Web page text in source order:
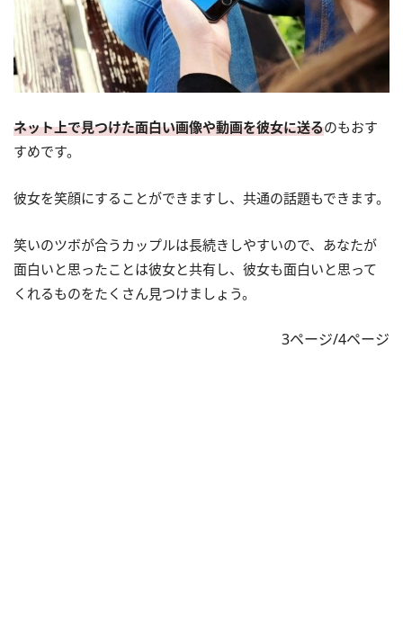
ネット上で見つけた面白い画像や動画を彼女に送るのもおす
すめです。
彼女を笑顔にすることができますし、共通の話題もできます。
笑いのツボが合うカップルは長続きしやすいので、あなたが
面白いと思ったことは彼女と共有し、彼女も面白いと思って
くれるものをたくさん見つけましょう。
3ページ/4ページ